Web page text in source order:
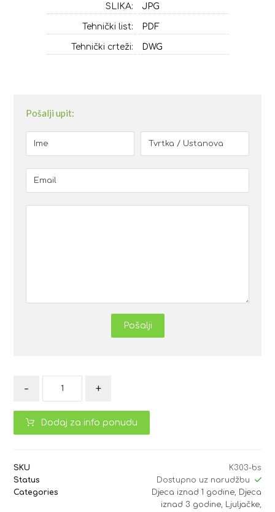
SLIKA: JPG
Tehnički list: PDF
Tehnički crteži: DWG
Pošalji upit:
Pošalji
- +
Dodaj za info ponudu
SKU
K303-bs
Status
Dostupno uz narudžbu
Categories
Djeca iznad 1 godine, Djeca
iznad 3 godine, Ljuljačke,